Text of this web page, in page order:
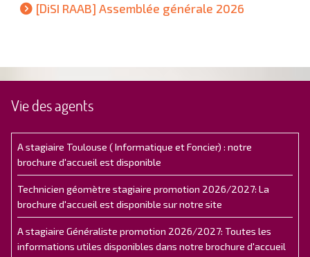
[DiSI RAAB] Assemblée générale 2026
Vie des agents
A stagiaire Toulouse ( Informatique et Foncier) : notre
brochure d'accueil est disponible
Technicien géomètre stagiaire promotion 2026/2027: La
brochure d'accueil est disponible sur notre site
A stagiaire Généraliste promotion 2026/2027: Toutes les
informations utiles disponibles dans notre brochure d'accueil